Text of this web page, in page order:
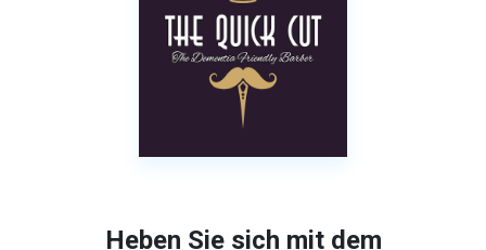
Heben Sie sich mit dem